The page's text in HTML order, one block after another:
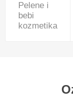
Pelene i
bebi
kozmetika